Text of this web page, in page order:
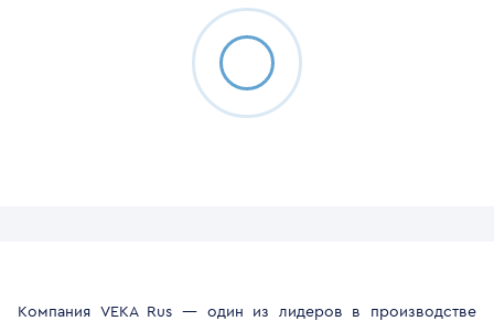
Компания VEKA Rus — один из лидеров в производстве